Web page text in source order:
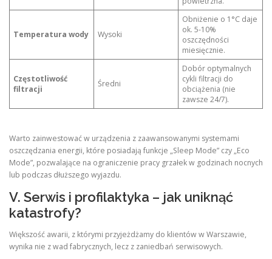
Temperatura wody Wysoki
Obniżenie o 1°C daje
ok. 5-10%
oszczędności
miesięcznie.
Częstotliwość
filtracji
Średni
Dobór optymalnych
cykli filtracji do
obciążenia (nie
zawsze 24/7).
Warto zainwestować w urządzenia z zaawansowanymi systemami
oszczędzania energii, które posiadają funkcje „Sleep Mode” czy „Eco
Mode”, pozwalające na ograniczenie pracy grzałek w godzinach nocnych
lub podczas dłuższego wyjazdu.
V. Serwis i profilaktyka – jak uniknąć
katastrofy?
Większość awarii, z którymi przyjeżdżamy do klientów w Warszawie,
wynika nie z wad fabrycznych, lecz z zaniedbań serwisowych.